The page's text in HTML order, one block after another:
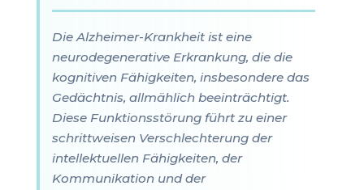
Die Alzheimer-Krankheit ist eine
neurodegenerative Erkrankung, die die
kognitiven Fähigkeiten, insbesondere das
Gedächtnis, allmählich beeinträchtigt.
Diese Funktionsstörung führt zu einer
schrittweisen Verschlechterung der
intellektuellen Fähigkeiten, der
Kommunikation und der